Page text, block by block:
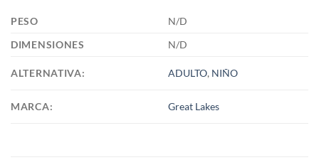
PESO
N/D
DIMENSIONES
N/D
ALTERNATIVA: ADULTO, NIÑO
MARCA: Great Lakes